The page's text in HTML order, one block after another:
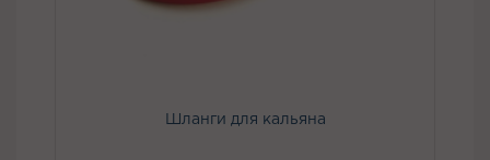
Шланги для кальяна